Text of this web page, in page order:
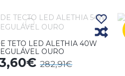
TETO LED ALETHIA 40W
OURO
282,91€